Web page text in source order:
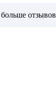
отзывов